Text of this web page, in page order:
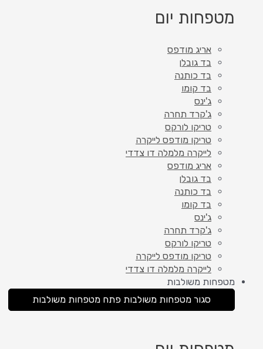
מטפחות יום
אריג מודפס
בד גובלן
בד כותנה
בד קומו
ג'ינס
ג'קרד תחרה
טריקו לורקס
טריקו מודפס לייקרה
לייקרה מלמלה דו צדדי
אריג מודפס
בד גובלן
בד כותנה
בד קומו
ג'ינס
ג'קרד תחרה
טריקו לורקס
טריקו מודפס לייקרה
לייקרה מלמלה דו צדדי
מטפחות משולבות
סגור מטפחות משולבות פתח מטפחות משולבות